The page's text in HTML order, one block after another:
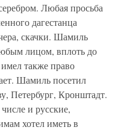
Любая просьба
дагестанца
скачки. Шамиль
лицом, вплоть до
также право
Шамиль посетил
Петербург, Кронштадт.
и русские,
хотел иметь в